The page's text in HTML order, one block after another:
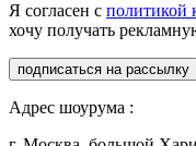
Я согласен с политикой
хочу получать
подписаться на рассылку
Адрес шоурума :